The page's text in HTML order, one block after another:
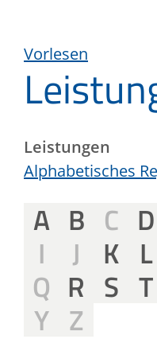
Vorlesen
Leistungen
Alphabetisches
A B C D
I J K L
Q R S T
Y Z